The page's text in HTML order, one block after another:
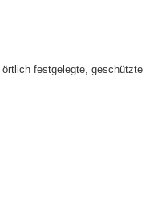
festgelegte, geschützte